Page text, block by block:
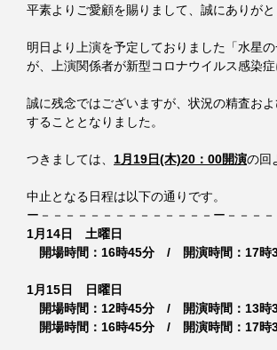
平素よりご愛顧を賜りまして、誠にありがと
明日より上演を予定しておりました「水星
が、上演関係者が新型コロナウイルス感染症
誠に残念ではございますが、状況の精査お
することとなりました。
つきましては、 1月19日(木)20：00開演の回
中止となる日程は以下の通りです。
ー－－－－－－－－－－－－－－ー－－－－
1月14日　土曜日
開場時間：16時45分　/　開演時間：17時
1月15日　日曜日
開場時間：12時45分　/　開演時間：13時
開場時間：16時45分　/　開演時間：17時